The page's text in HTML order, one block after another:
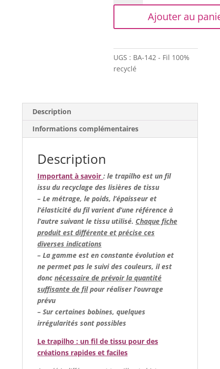
Trapilho
-
déclassée
-
Imprimé
cassé
Ajouter au
UGS : BA-142 - Fil 100%
recyclé
Description
Informations complémentaires
Description
Important à savoir : le trapilho est un fil
issu du recyclage des lisières de tissu
– Le métrage, le poids, l’épaisseur et
l’élasticité du fil varient d’une référence à
l’autre suivant le tissu utilisé. Chaque fiche
produit est différente et précise ces
diverses indications
– La gamme est en constante évolution et
ne permet pas le suivi des couleurs, il est
donc nécessaire de prévoir la quantité
suffisante de filpour réaliser l’ouvrage
prévu
– Sur certaines bobines, quelques
irrégularités sont possibles
Le trapilho : un fil de tissu pour des
créations rapides et faciles